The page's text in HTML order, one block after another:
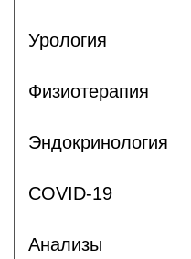
Урология
Физиотерапия
Эндокринология
COVID-19
Анализы